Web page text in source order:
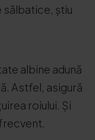
sălbatice, știu
albine adună
Astfel, asigură
roiului. Și